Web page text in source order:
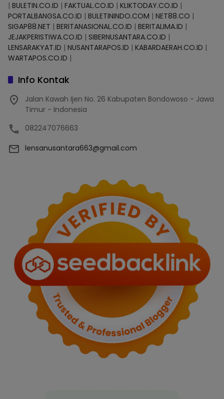
| BULETIN.CO.ID | FAKTUAL.CO.ID | KLIKTODAY.CO.ID |
PORTALBANGSA.CO.ID | BULETININDO.COM | NET88.CO |
SIGAP88.NET | BERITANASIONAL.CO.ID | BERITALIMA.ID |
JEJAKPERISTIWA.CO.ID | SIBERNUSANTARA.CO.ID |
LENSARAKYAT.ID | NUSANTARAPOS.ID | KABARDAERAH.CO.ID |
WARTAPOS.CO.ID |
Info Kontak
Jalan Kawah Ijen No. 26 Kabupaten Bondowoso - Jawa
Timur - Indonesia
082247076663
lensanusantara663@gmail.com